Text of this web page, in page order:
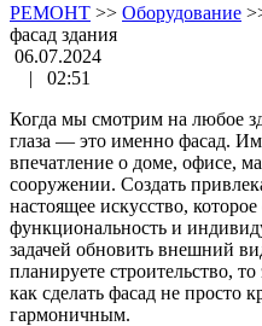
РЕМОНТ >> Оборудование
фасад здания
06.07.2024
|
02:51
Когда мы смотрим на любое
глаза — это именно фасад.
впечатление о доме, офисе,
сооружении. Создать
настоящее искусство, которое
функциональность и
задачей обновить внешний
планируете строительство,
как сделать фасад не просто
гармоничным.